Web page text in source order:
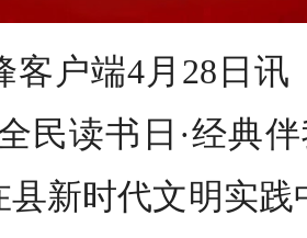
客户端4月28日讯
民读书日·经典
县新时代文明实